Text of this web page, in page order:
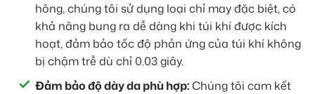
hông, chúng tôi sử dụng loại chỉ may đặc biệt, có
khả năng bung ra dễ dàng khi túi khí được kích
hoạt, đảm bảo tốc độ phản ứng của túi khí không
bị chậm trễ dù chỉ 0.03 giây.
Đảm bảo độ dày da phù hợp:Chúng tôi cam kết